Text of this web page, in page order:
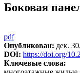
Боковая
pdf
Опубликован: дек.
DOI: https://doi.org/
Ключевые слова: